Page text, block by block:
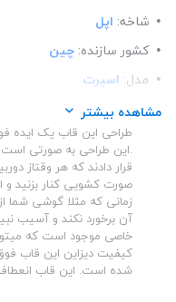
شاخه: اپل
کشور سازنده: چین
مدل: اسپرت
ساختار: شفاف
ساختار:TPU
مشاهده بیشتر
طراحی این قاب یک ایده
.این طراحی به صورتی
قرار دادند که هر وقتاز
صورت کشویی کنار بزنید و
زمانی که مثلا گوشی شما
آن برخورد نکند و آسیب
خاصی موجود است که
کیفیت دیزاین این قاب فوق
شده است. این قاب انعطاف